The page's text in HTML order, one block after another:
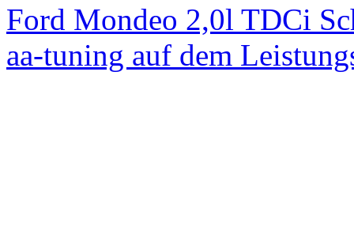
Ford Mondeo 2,0l TDCi
aa-tuning auf dem